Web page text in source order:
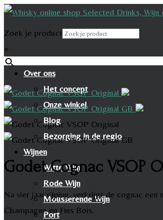
Zoek je product
×
Over ons
Het concept
Onze winkel
Blog
Bezorging in de regio
Wijnen
Witte Wijn
Rode Wijn
Mousserende Wijn
Port
Godet Cognac VSOP
Na vier jaar rijping, verkrijgt de cognac een
Champagne en Fins Bois.